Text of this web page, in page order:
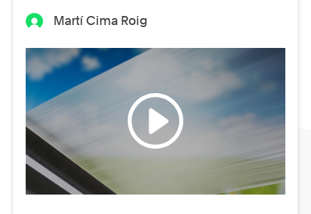
Martí Cima Roig